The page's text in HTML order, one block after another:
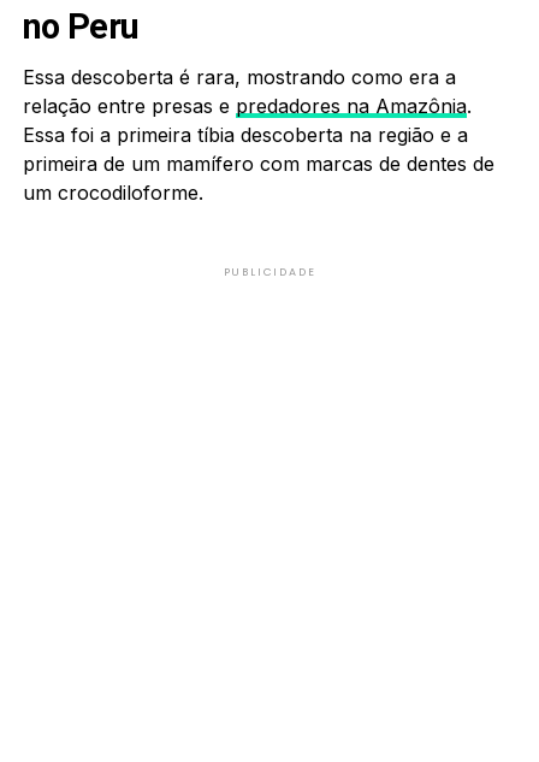
no Peru
Essa descoberta é rara, mostrando como era a
relação entre presas e predadores na Amazônia.
Essa foi a primeira tíbia descoberta na região e a
primeira de um mamífero com marcas de dentes de
um crocodiloforme.
PUBLICIDADE